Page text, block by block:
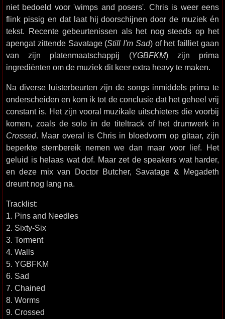
niet bedoeld voor 'wimps and posers'. Chris is weer eens
flink pissig en dat laat hij doorschijnen door de muziek én
tekst. Recente gebeurtenissen als het nog steeds op het
apengat zittende Savatage (Still I'm Sad) of het failliet gaan
van zijn platenmaatschappij (YGBFKM) zijn prima
ingrediënten om de muziek dit keer extra heavy te maken.
Na diverse luisterbeurten zijn de songs inmiddels prima te
onderscheiden en kom ik tot de conclusie dat het geheel vrij
constant is. Het zijn vooral muzikale uitschieters die voorbij
komen, zoals de solo in de titeltrack of het drumwerk in
Crossed. Maar overal is Chris in bloedvorm op gitaar, zijn
beperkte stembereik nemen we dan maar voor lief. Het
geluid is helaas wat dof. Maar zet de speakers wat harder,
en deze mix van Doctor Butcher, Savatage & Megadeth
dreunt nog lang na.
Tracklist:
1. Pins and Needles
2. Sixty-Six
3. Torment
4. Walls
5. YGBFKM
6. Sad
7. Chained
8. Worms
9. Crossed